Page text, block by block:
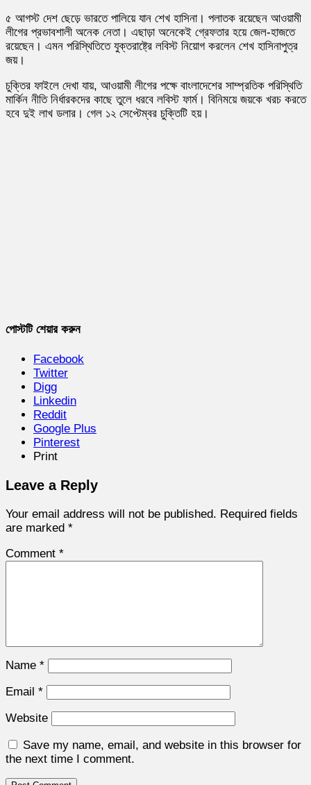
৫ আগস্ট দেশ ছেড়ে ভারতে পালিয়ে যান শেখ হাসিনা। পলাতক রয়েছেন আওয়ামী
লীগের প্রভাবশালী অনেক নেতা। এছাড়া অনেকেই গ্রেফতার হয়ে জেল-হাজতে
রয়েছেন। এমন পরিস্থিতিতে যুক্তরাষ্ট্রে লবিস্ট নিয়োগ করলেন শেখ হাসিনাপুত্র
জয়।
চুক্তির ফাইলে দেখা যায়, আওয়ামী লীগের পক্ষে বাংলাদেশের সাম্প্রতিক পরিস্থিতি
মার্কিন নীতি নির্ধারকদের কাছে তুলে ধরবে লবিস্ট ফার্ম। বিনিময়ে জয়কে খরচ করতে
হবে দুই লাখ ডলার। গেল ১২ সেপ্টেম্বর চুক্তিটি হয়।
পোস্টটি শেয়ার করুন
Facebook
Twitter
Digg
Linkedin
Reddit
Google Plus
Pinterest
Print
Leave a Reply
Your email address will not be published. Required fields
are marked *
Comment *
Name *
Email *
Website
Save my name, email, and website in this browser for
the next time I comment.